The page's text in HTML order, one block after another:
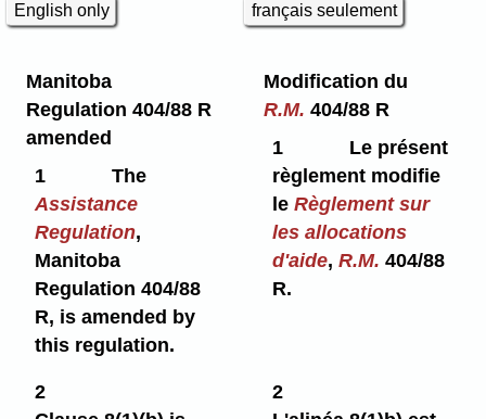
English only français seulement
Manitoba
Regulation 404/88 R
amended
1
The
Assistance
Regulation,
Manitoba
Regulation 404/88
R, is amended by
this regulation.
Modification du
R.M. 404/88 R
1
Le présent
règlement modifie
leRèglement sur
les allocations
d'aide,R.M.404/88
R.
2
2